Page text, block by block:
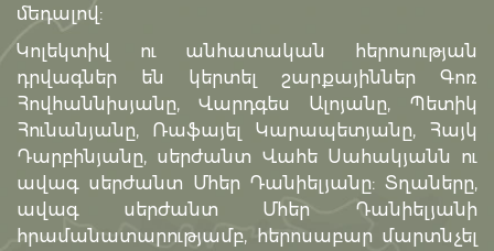
մեդալով:
Կոլեկտիվ ու անհատական հերոսության
դրվագներ են կերտել շարքայիններ Գոռ
Հովհաննիսյանը, Վարդգես Ալոյանը, Պետիկ
Հունանյանը, Ռաֆայել Կարապետյանը, Հայկ
Դարբինյանը, սերժանտ Վահե Սահակյանն ու
ավագ սերժանտ Մհեր Դանիելյանը: Տղաները,
ավագ սերժանտ Մհեր Դանիելյանի
հրամանատարությամբ, հերոսաբար մարտնչել